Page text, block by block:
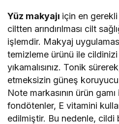
Yüz makyajı için en
ciltten arındırılması cilt
işlemdir. Makyaj
temizleme ürünü ile
yıkamalısınız. Tonik
etmeksizin güneş
Note markasının ürün
fondötenler, E vitamini
edilmiştir. Bu nedenle, cildi